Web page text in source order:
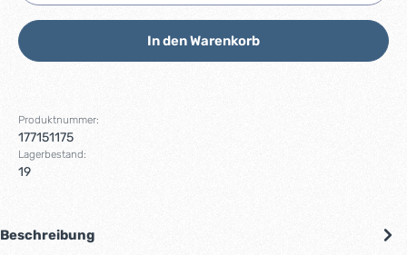
In den Warenkorb
Produktnummer:
177151175
Lagerbestand:
19
Beschreibung